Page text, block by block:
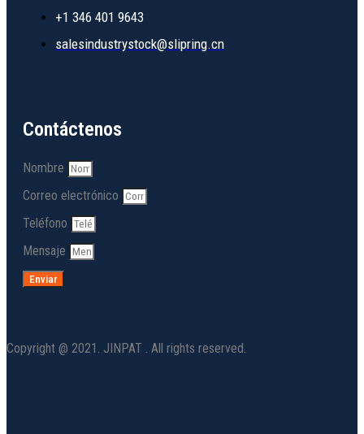
+1 346 401 9643
salesindustrystock@slipring.cn
Contáctenos
Nombre
Correo electrónico
Teléfono
Mensaje
Enviar
Copyright @ 2021. JINPAT . All rights reserved.